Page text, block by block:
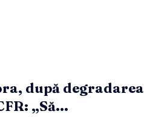
după degradarea
„Să...